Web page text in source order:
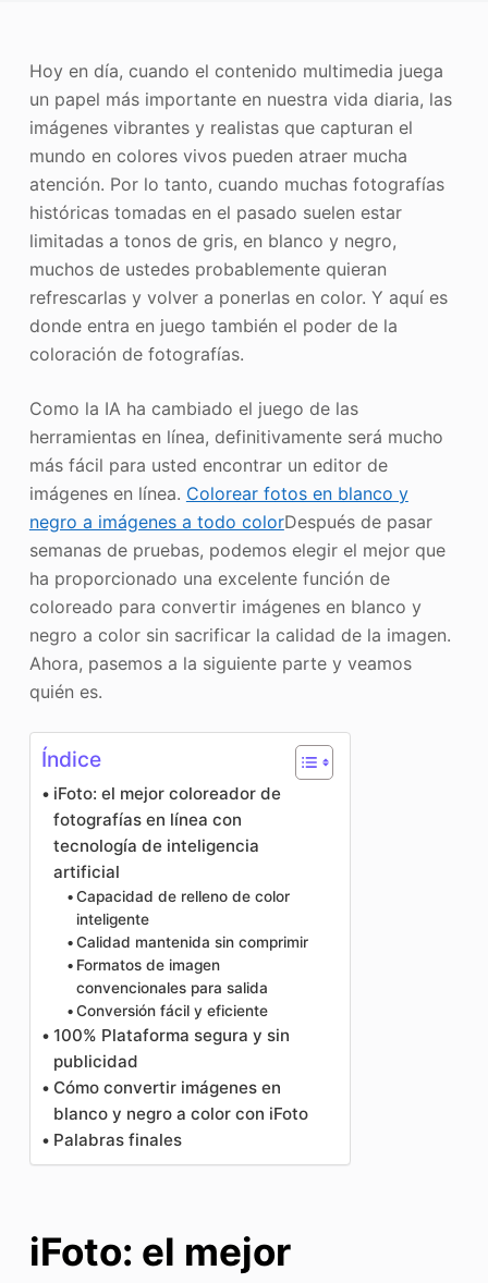
Recopilación de imágenes
Hoy en día, cuando el contenido multimedia juega
un papel más importante en nuestra vida diaria, las
imágenes vibrantes y realistas que capturan el
mundo en colores vivos pueden atraer mucha
atención. Por lo tanto, cuando muchas fotografías
históricas tomadas en el pasado suelen estar
limitadas a tonos de gris, en blanco y negro,
muchos de ustedes probablemente quieran
refrescarlas y volver a ponerlas en color. Y aquí es
donde entra en juego también el poder de la
coloración de fotografías.
Como la IA ha cambiado el juego de las
herramientas en línea, definitivamente será mucho
más fácil para usted encontrar un editor de
imágenes en línea. Colorear fotos en blanco y
negro a imágenes a todo colorDespués de pasar
semanas de pruebas, podemos elegir el mejor que
ha proporcionado una excelente función de
coloreado para convertir imágenes en blanco y
negro a color sin sacrificar la calidad de la imagen.
Ahora, pasemos a la siguiente parte y veamos
quién es.
Índice
iFoto: el mejor coloreador de
fotografías en línea con
tecnología de inteligencia
artificial
Capacidad de relleno de color
inteligente
Calidad mantenida sin comprimir
Formatos de imagen
convencionales para salida
Conversión fácil y eficiente
100% Plataforma segura y sin
publicidad
Cómo convertir imágenes en
blanco y negro a color con iFoto
Palabras finales
iFoto: el mejor